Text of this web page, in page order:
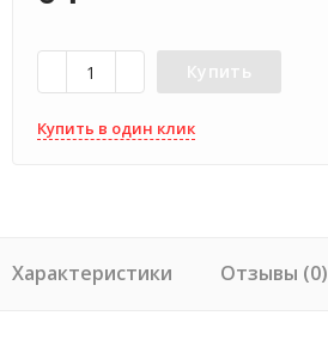
Купить
Купить в один клик
Характеристики Отзывы (0)